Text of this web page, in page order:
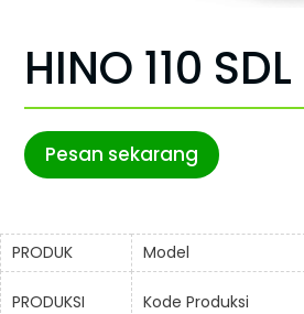
HINO 110 SDL
Pesan sekarang
PRODUK Model
PRODUKSI Kode Produksi